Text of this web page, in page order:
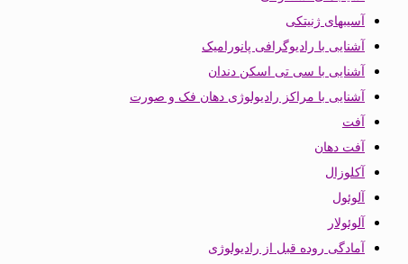
آسیبهای ژنیتکی
آشنایی با رادیوگرافی پانورامیک
آشنایی با سی تی اسکن دندان
آشنایی با مراکز رادیولوژی دهان فک و صورت
آفت
آفت دهان
آکلوزال
آلوئول
آلوئولار
آمادگی روده قبل از رادیولوژی